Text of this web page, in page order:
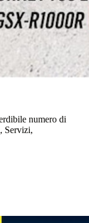
numero di
Servizi,